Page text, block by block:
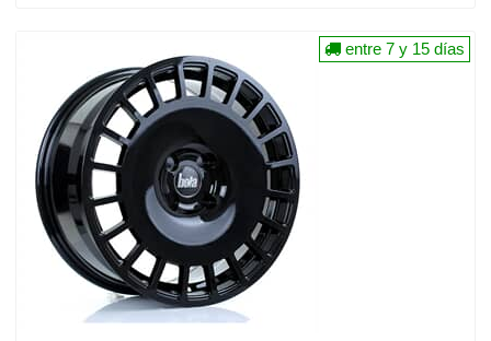
entre 7 y 15 días